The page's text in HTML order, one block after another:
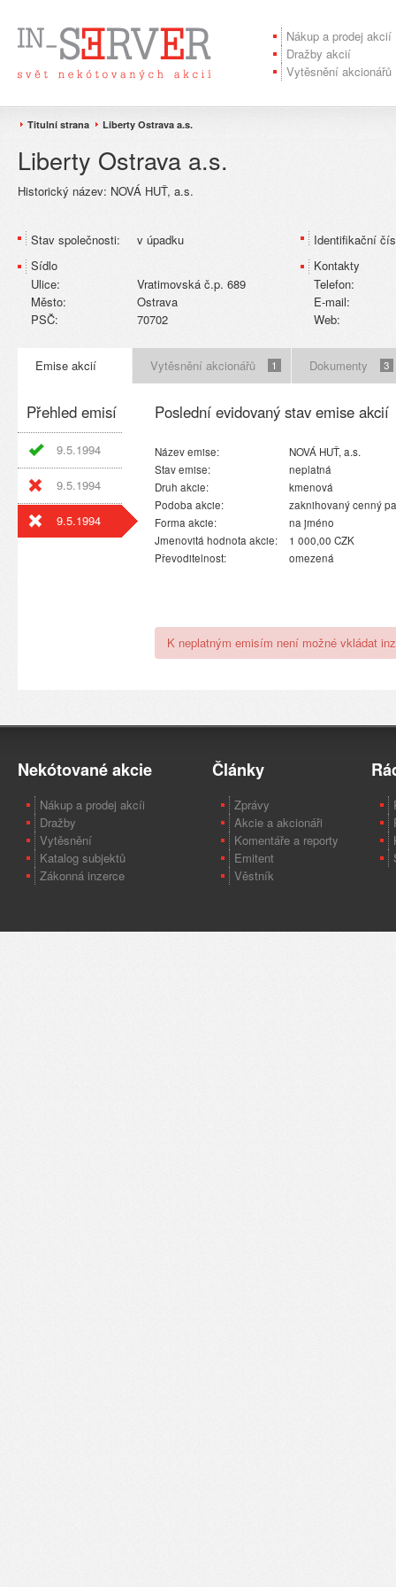
Nákup a prodej akcií
Dražby akcií
Vytěsnění akcionářů
Titulní strana Liberty Ostrava a.s.
Liberty Ostrava a.s.
Historický název: NOVÁ HUŤ, a.s.
Stav společnosti:
v úpadku
Sídlo
Ulice:
Vratimovská č.p. 689
Město:
Ostrava
PSČ:
70702
Identifikační
Kontakty
Telefon:
E-mail:
Web:
Emise akcií Vytěsnění akcionářů 1 Dokumenty 3
Přehled emisí
9.5.1994
9.5.1994
9.5.1994
Poslední evidovaný stav emise akcií
Název emise:
NOVÁ HUŤ, a.s.
Stav emise:
neplatná
Druh akcie:
kmenová
Podoba akcie:
zaknihovaný cenný
Forma akcie:
na jméno
Jmenovitá hodnota akcie:
1 000,00 CZK
Převoditelnost:
omezená
K neplatným emisím není možné vkládat
Nekótované akcie
Nákup a prodej akcíi
Dražby
Vytěsnění
Katalog subjektů
Zákonná inzerce
Články
Zprávy
Akcie a akcionáři
Komentáře a reporty
Emitent
Věstník